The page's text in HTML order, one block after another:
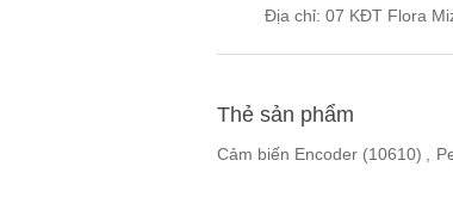
Địa chỉ: 07 KĐT Flora
Thẻ sản phẩm
Cảm biến Encoder (10610) ,